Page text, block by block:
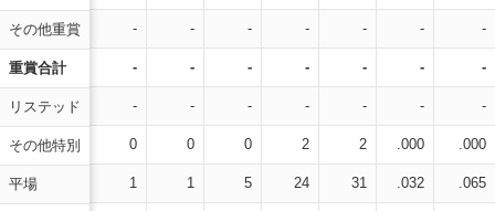
その他重賞
重賞合計
リステッド
その他特別
平場
- - - - - - -
- - - - - - -
- - - - - - -
0 0 0 2 2 .000 .000
1 1 5 24 31 .032 .065